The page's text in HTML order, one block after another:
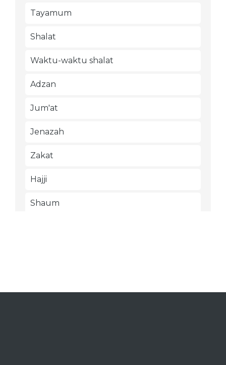
Tayamum
Shalat
Waktu-waktu shalat
Adzan
Jum'at
Jenazah
Zakat
Hajji
Shaum